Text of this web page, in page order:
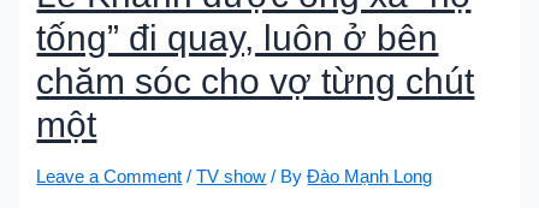
tống” đi quay, luôn ở bên
chăm sóc cho vợ từng chút
một
Leave a Comment /TV show / ByĐào Mạnh Long